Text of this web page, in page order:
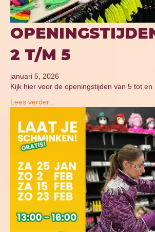
2 T/M 5
januari 5, 2026
Kijk hier voor de openingstijden van 5 tot en
Lees verder...